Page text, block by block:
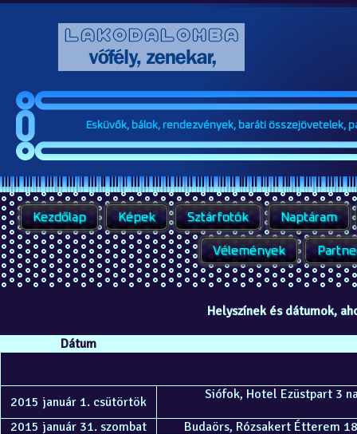
Esküvők, bálok, rendezvények, baráti összejövetelek,
Kezdőlap Képek Sztárfotók Naptáram
Vélemények
Helyszínek és dátumok,
Dátum
2015 január 1. csütörtök Siófok, Hotel Ezüstpart 3
2015 január 31. szombat
Budaörs, Rózsakert Étterem